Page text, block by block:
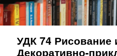
УДК 74 Рисование
Декоративно-